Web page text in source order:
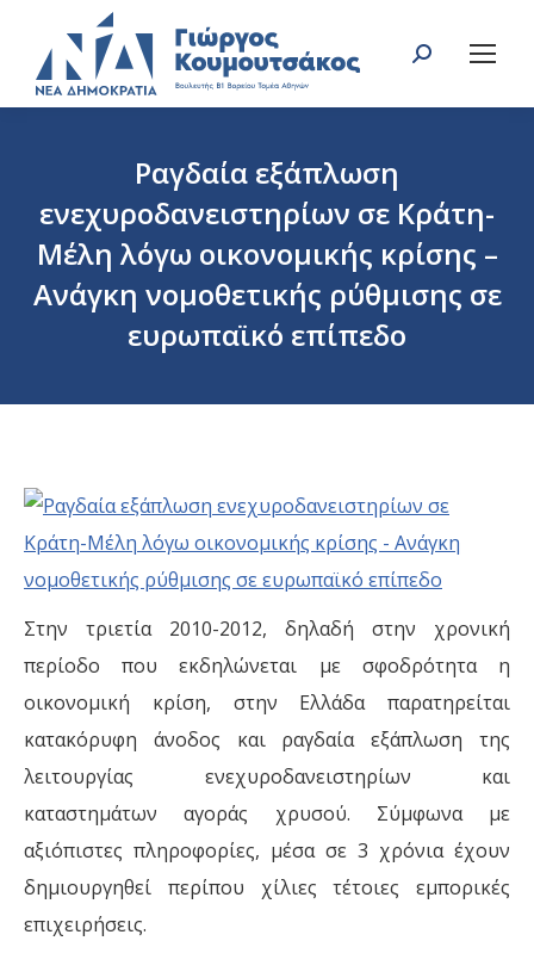
Search:
Ραγδαία εξάπλωση
ενεχυροδανειστηρίων σε Κράτη-
Μέλη λόγω οικονομικής κρίσης –
Ανάγκη νομοθετικής ρύθμισης σε
ευρωπαϊκό επίπεδο
Στην τριετία 2010-2012, δηλαδή στην χρονική
περίοδο που εκδηλώνεται με σφοδρότητα η
οικονομική κρίση, στην Ελλάδα παρατηρείται
κατακόρυφη άνοδος και ραγδαία εξάπλωση της
λειτουργίας ενεχυροδανειστηρίων και
καταστημάτων αγοράς χρυσού. Σύμφωνα με
αξιόπιστες πληροφορίες, μέσα σε 3 χρόνια έχουν
δημιουργηθεί περίπου χίλιες τέτοιες εμπορικές
επιχειρήσεις.